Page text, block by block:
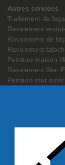
Autres services
Traitement de
Ravalement
Ravalement de
Ravalement
Peinture maison
Ravalement Illier
Peinture mur